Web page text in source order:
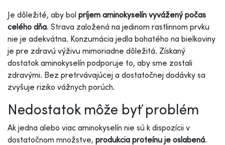
Je dôležité, aby bol príjem aminokyselín vyvážený počas
celého dňa. Strava založená na jedinom rastlinnom prvku
nie je adekvátna. Konzumácia jedla bohatého na bielkoviny
je pre zdravú výživu mimoriadne dôležitá. Získaný
dostatok aminokyselín podporuje to, aby sme zostali
zdravými. Bez pretrvávajúcej a dostatočnej dodávky sa
zvyšuje riziko vážnych porúch.
Nedostatok môže byť problém
Ak jedna alebo viac aminokyselín nie sú k dispozícii v
dostatočnom množstve, produkcia proteínu je oslabená.